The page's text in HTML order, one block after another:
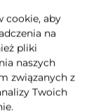
cookie, aby
na
pliki
naszych
związanych z
Twoich